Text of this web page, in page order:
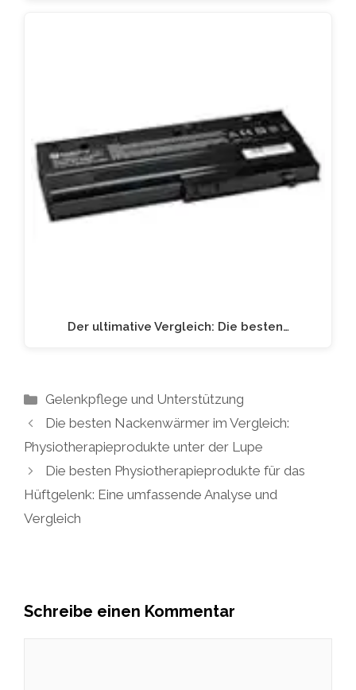
Der ultimative Vergleich: Die besten…
Kategorien
Gelenkpflege und Unterstützung
Die besten Nackenwärmer im Vergleich:
Physiotherapieprodukte unter der Lupe
Die besten Physiotherapieprodukte für das
Hüftgelenk: Eine umfassende Analyse und
Vergleich
Schreibe einen Kommentar